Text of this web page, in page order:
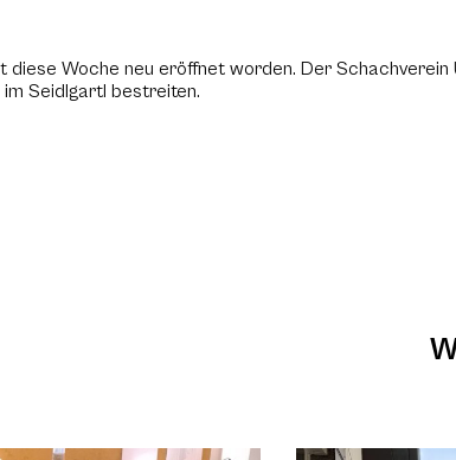
Woche neu eröffnet worden. Der
im Seidlgartl bestreiten.